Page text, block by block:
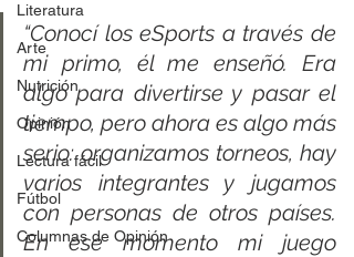
Literatura
Arte
Nutrición
Opinión
Lectura fácil
Fútbol
Columnas de Opinión
“Conocí los eSports a través de
mi primo, él me enseñó. Era
algo para divertirse y pasar el
tiempo, pero ahora es algo más
serio: organizamos torneos, hay
varios integrantes y jugamos
con personas de otros países.
En ese momento mi juego